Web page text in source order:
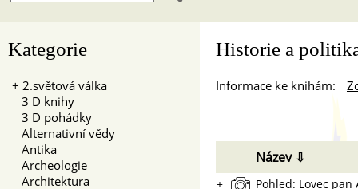
Kategorie
+ 2.světová válka
3 D knihy
3 D pohádky
Alternativní vědy
Antika
Archeologie
Architektura
Historie a
Informace ke knihám:
Název ⇩
+
Pohled: Lovec pan